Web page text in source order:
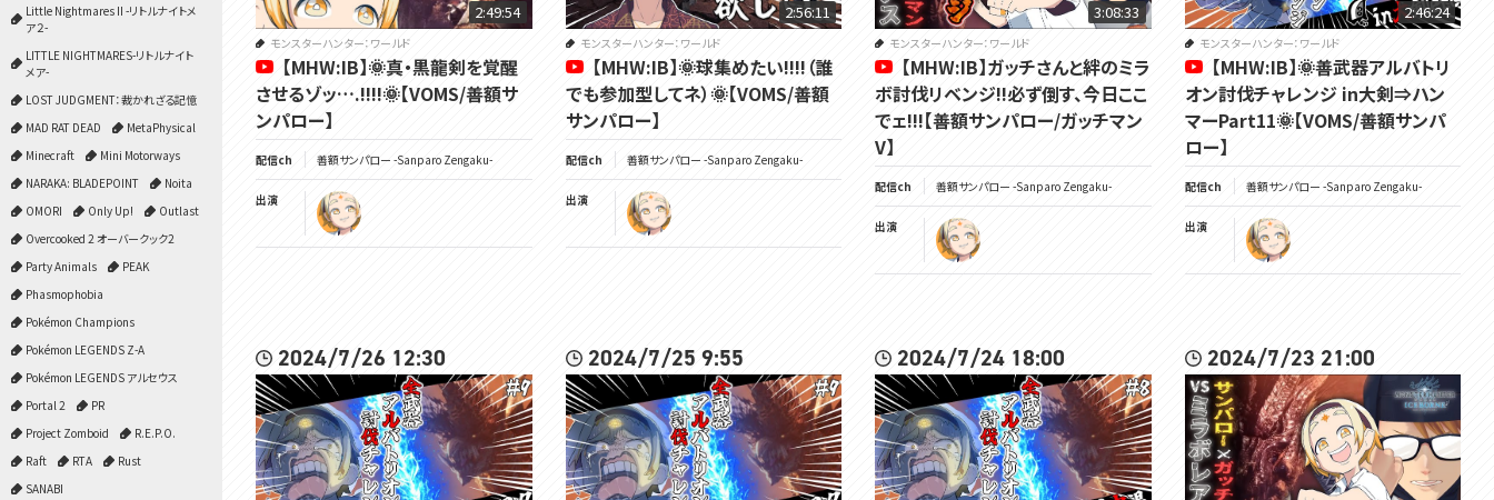
Little Nightmares II -リトルナイトメ
ア２-
LITTLE NIGHTMARES-リトルナイト
メア-
LOST JUDGMENT：裁かれざる記憶
MAD RAT DEAD
MetaPhysical
Minecraft
Mini Motorways
NARAKA: BLADEPOINT
Noita
OMORI
Only Up!
Outlast
Overcooked 2 オーバークック2
Party Animals
PEAK
Phasmophobia
Pokémon Champions
Pokémon LEGENDS Z-A
Pokémon LEGENDS アルセウス
Portal 2
PR
Project Zomboid
R.E.P.O.
Raft
RTA
Rust
SANABI
2:49:54
モンスターハンター：ワールド
【MHW:IB】🌞真・黒龍剣を覚醒
させるゾッ….!!!!🌞【VOMS/善額サ
ンパロー】
配信ch 善額サンパロー -Sanparo Zengaku-
出演
2:56:11
モンスターハンター：ワールド
【MHW:IB】🌞球集めたい!!!!（誰
でも参加型してネ）🌞【VOMS/善額
サンパロー】
配信ch 善額サンパロー -Sanparo Zengaku-
出演
3:08:33
モンスターハンター：ワールド
【MHW:IB】ガッチさんと絆のミラ
ボ討伐リベンジ!!必ず倒す、今日ここ
でェ!!!【善額サンパロー/ガッチマン
V】
配信ch 善額サンパロー -Sanparo Zengaku-
出演
2:46:24
モンスターハンター：ワールド
【MHW:IB】🌞善武器アルバトリ
オン討伐チャレンジ in大剣⇒ハン
マーPart11🌞【VOMS/善額サンパ
ロー】
配信ch 善額サンパロー -Sanparo Zengaku-
出演
2024/7/26 12:30 2024/7/25 9:55 2024/7/24 18:00 2024/7/23 21:00